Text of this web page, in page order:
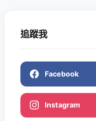
追蹤我
Facebook
Instagram